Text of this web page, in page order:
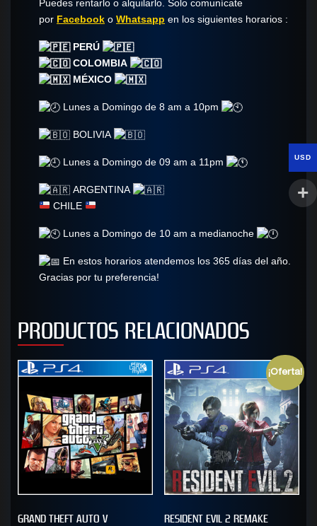
Puedes rentarlo o alquilarlo. Solo comunícate​
por Facebook o Whatsapp en los siguientes horarios :
PERÚ
COLOMBIA
MÉXICO
Lunes a Domingo de 8 am a 10pm
BOLIVIA
Lunes a Domingo de 09 am a 11pm
ARGENTINA
CHILE
Lunes a Domingo de 10 am a medianoche
En estos horarios atendemos los 365 días del año.
Gracias por tu preferencia!
PRODUCTOS RELACIONADOS
GRAND THEFT AUTO V
¡Oferta!
RESIDENT EVIL 2 REMAKE
USD